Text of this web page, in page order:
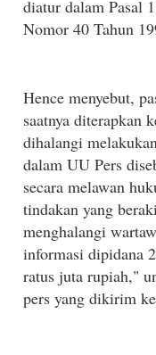
diatur dalam Pasal
Nomor 40 Tahun
Hence menyebut,
saatnya diterapkan
dihalangi
dalam UU Pers
secara melawan
tindakan yang
menghalangi
informasi dipidana
ratus juta rupiah,"
pers yang dikirim